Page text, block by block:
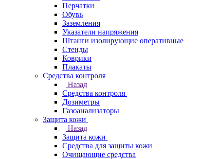
Перчатки
Обувь
Заземления
Указатели напряжения
Штанги изолирующие оперативные
Стенды
Коврики
Плакаты
Средства контроля
Назад
Средства контроля
Дозиметры
Газоанализаторы
Защита кожи
Назад
Защита кожи
Средства для защиты кожи
Очищающие средства